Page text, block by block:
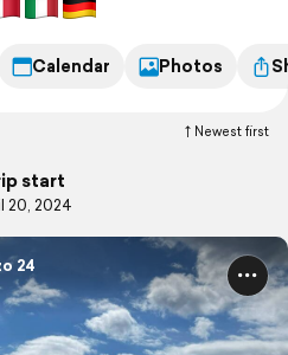
Calendar Photos
Newest first
start
20, 2024
24